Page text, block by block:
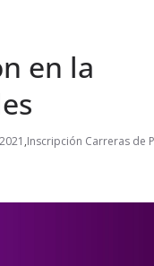
en la
,Inscripción Carreras de